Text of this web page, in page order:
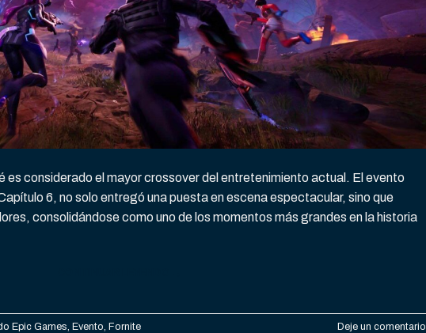
es considerado el mayor crossover del entretenimiento actual. El evento
6, no solo entregó una puesta en escena espectacular, sino que
consolidándose como uno de los momentos más grandes en la historia
Epic Games, Evento, Fornite Deje un comentario